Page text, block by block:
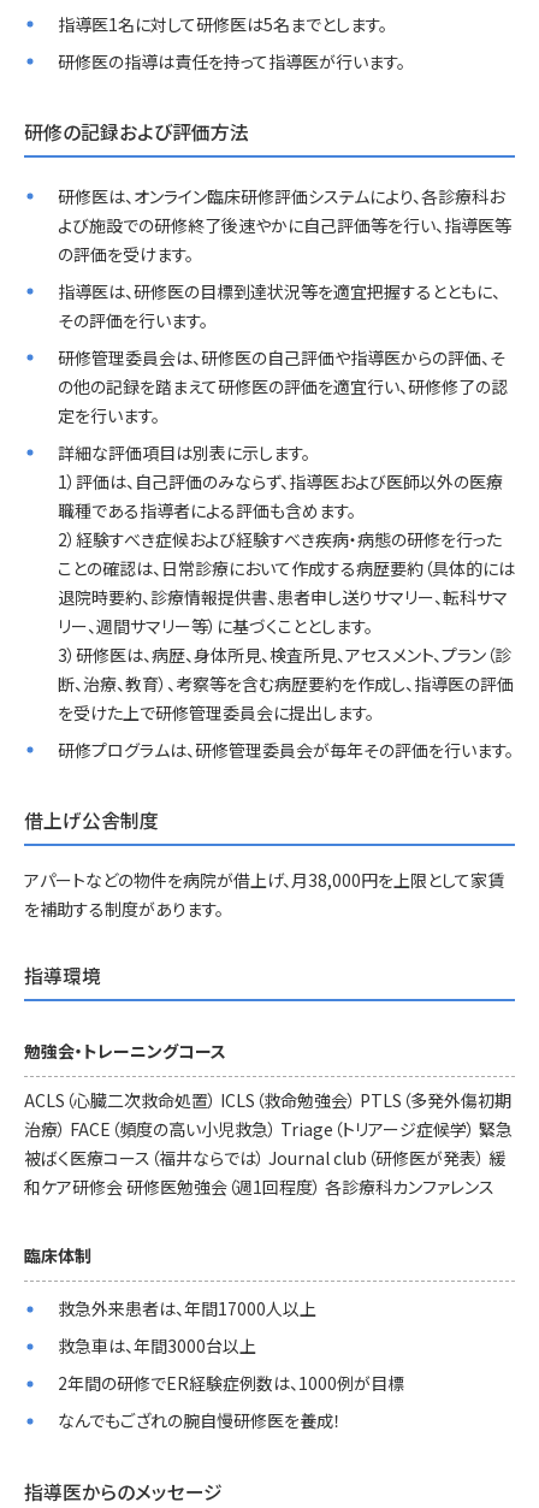
指導医1名に対して研修医は5名までとします。
研修医の指導は責任を持って指導医が行います。
研修の記録および評価方法
研修医は、オンライン臨床研修評価システムにより、各診療科お
よび施設での研修終了後速やかに自己評価等を行い、指導医等
の評価を受けます。
指導医は、研修医の目標到達状況等を適宜把握するとともに、
その評価を行います。
研修管理委員会は、研修医の自己評価や指導医からの評価、そ
の他の記録を踏まえて研修医の評価を適宜行い、研修修了の認
定を行います。
詳細な評価項目は別表に示します。
1）評価は、自己評価のみならず、指導医および医師以外の医療
職種である指導者による評価も含めます。
2）経験すべき症候および経験すべき疾病・病態の研修を行った
ことの確認は、日常診療において作成する病歴要約（具体的には
退院時要約、診療情報提供書、患者申し送りサマリー、転科サマ
リー、週間サマリー等）に基づくこととします。
3）研修医は、病歴、身体所見、検査所見、アセスメント、プラン（診
断、治療、教育）、考察等を含む病歴要約を作成し、指導医の評価
を受けた上で研修管理委員会に提出します。
研修プログラムは、研修管理委員会が毎年その評価を行います。
借上げ公舎制度
アパートなどの物件を病院が借上げ、月38,000円を上限として家賃
を補助する制度があります。
指導環境
勉強会・トレーニングコース
ACLS（心臓二次救命処置） ICLS（救命勉強会） PTLS（多発外傷初期
治療） FACE（頻度の高い小児救急） Triage（トリアージ症候学） 緊急
被ばく医療コース（福井ならでは） Journal club（研修医が発表） 緩
和ケア研修会 研修医勉強会（週1回程度） 各診療科カンファレンス
臨床体制
救急外来患者は、年間17000人以上
救急車は、年間3000台以上
2年間の研修でER経験症例数は、1000例が目標
なんでもござれの腕自慢研修医を養成！
指導医からのメッセージ